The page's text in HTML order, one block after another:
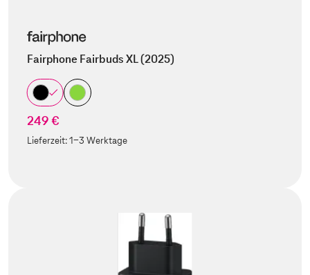
Fairphone Fairbuds XL (2025)
249 €
Lieferzeit:1-3 Werktage